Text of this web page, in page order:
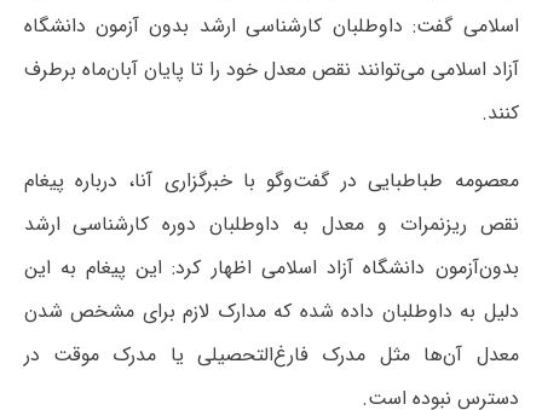
اسلامی گفت: داوطلبان کارشناسی ارشد بدون‌ آزمون دانشگاه
آزاد اسلامی می‌توانند نقص معدل خود را تا پایان آبان‌ماه برطرف
کنند.
معصومه طباطبایی در گفت‌وگو با خبرگزاری آنا، درباره پیغام
نقص ریزنمرات و معدل به داوطلبان دوره کارشناسی ارشد
بدون‌آزمون دانشگاه آزاد اسلامی اظهار کرد: این پیغام به این
دلیل به داوطلبان داده شده که مدارک لازم برای مشخص شدن
معدل آن‌ها مثل مدرک فارغ‌التحصیلی یا مدرک موقت در
دسترس نبوده است.